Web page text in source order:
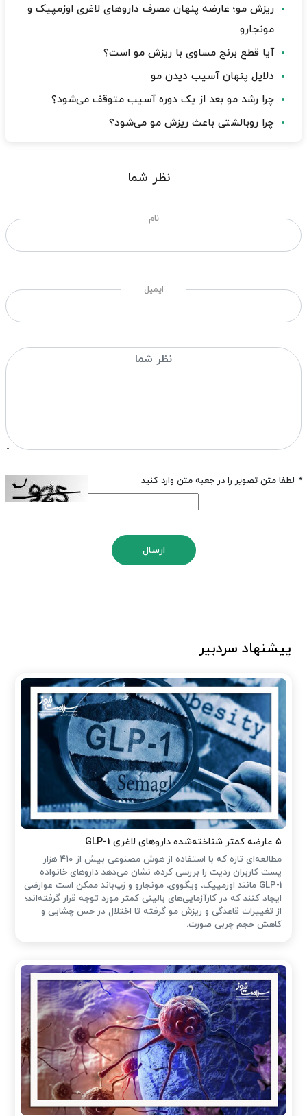
ریزش مو؛ عارضه پنهان مصرف داروهای لاغری اوزمپیک و
مونجارو
آیا قطع برنج مساوی با ریزش مو است؟
دلایل پنهان آسیب دیدن مو
چرا رشد مو بعد از یک دوره آسیب متوقف می‌شود؟
چرا روبالشتی باعث ریزش مو می‌شود؟
نظر شما
نام
ایمیل
* لطفا متن تصویر را در جعبه متن وارد کنید
ارسال
پیشنهاد سردبیر
۵ عارضه کمتر شناخته‌شده داروهای لاغری GLP-1
مطالعه‌ای تازه که با استفاده از هوش مصنوعی بیش از ۴۱۰ هزار
پست کاربران ردیت را بررسی کرده، نشان می‌دهد داروهای خانواده
GLP-1 مانند اوزمپیک، ویگووی، مونجارو و زپ‌باند ممکن است عوارضی
ایجاد کنند که در کارآزمایی‌های بالینی کمتر مورد توجه قرار گرفته‌اند؛
از تغییرات قاعدگی و ریزش مو گرفته تا اختلال در حس چشایی و
کاهش حجم چربی صورت.